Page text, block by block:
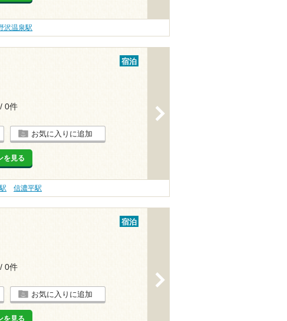
沢温泉駅
宿泊
/ 0件
お気に入りに追加
を見る
信濃平駅
宿泊
/ 0件
お気に入りに追加
を見る